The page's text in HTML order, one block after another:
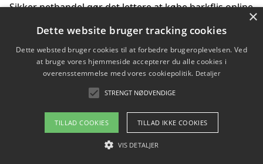
Sikker nethandel gør det lettere at købe barkflis online
Ting du bør vide før du vælger webbureau i Aarhus
Copyright 2026 - Pilanto Aps
Om / kontakt
Blog Betingelser
×
Dette website bruger tracking cookies
Dette websted bruger cookies til at forbedre brugeroplevelsen. Ved
at bruge vores hjemmeside accepterer du alle cookies i
overensstemmelse med vores cookiepolitik. Detaljer
STRENGT NØDVENDIGE
TILLAD COOKIES TILLAD IKKE COOKIES
VIS DETALJER